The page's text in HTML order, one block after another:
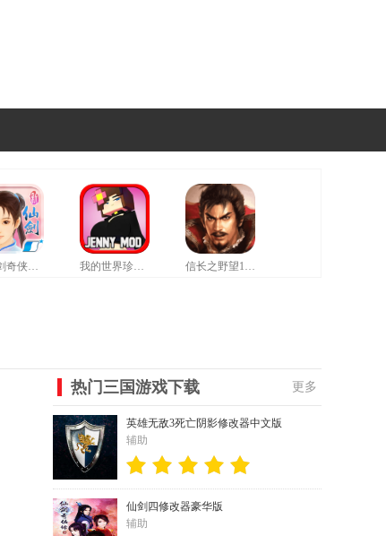
新仙剑奇侠传修改器豪华版 我的世界珍妮模组拔萝卜无遮挡版 信长之野望12革新威力加强版
热门三国游戏下载 更多
英雄无敌3死亡阴影修改器中文版
辅助
仙剑四修改器豪华版
辅助